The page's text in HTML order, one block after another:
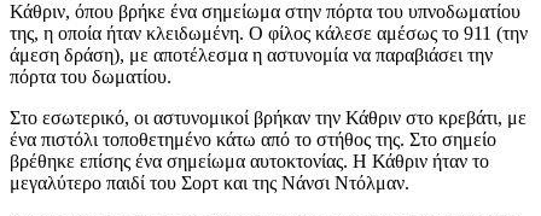
Κάθριν, όπου βρήκε ένα σημείωμα στην πόρτα του υπνοδωματίου
της, η οποία ήταν κλειδωμένη. Ο φίλος κάλεσε αμέσως το 911 (την
άμεση δράση), με αποτέλεσμα η αστυνομία να παραβιάσει την
πόρτα του δωματίου.
Στο εσωτερικό, οι αστυνομικοί βρήκαν την Κάθριν στο κρεβάτι, με
ένα πιστόλι τοποθετημένο κάτω από το στήθος της. Στο σημείο
βρέθηκε επίσης ένα σημείωμα αυτοκτονίας. Η Κάθριν ήταν το
μεγαλύτερο παιδί του Σορτ και της Νάνσι Ντόλμαν.